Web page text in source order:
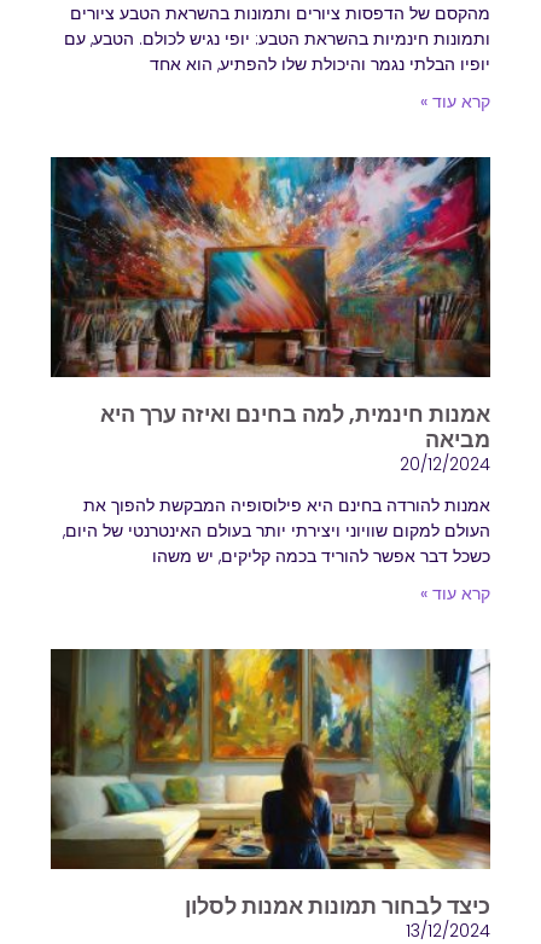
מהקסם של הדפסות ציורים ותמונות בהשראת הטבע ציורים
ותמונות חינמיות בהשראת הטבע: יופי נגיש לכולם. הטבע, עם
יופיו הבלתי נגמר והיכולת שלו להפתיע, הוא אחד
קרא עוד »
אמנות חינמית, למה בחינם ואיזה ערך היא
מביאה
20/12/2024
אמנות להורדה בחינם היא פילוסופיה המבקשת להפוך את
העולם למקום שוויוני ויצירתי יותר בעולם האינטרנטי של היום,
כשכל דבר אפשר להוריד בכמה קליקים, יש משהו
קרא עוד »
כיצד לבחור תמונות אמנות לסלון
13/12/2024